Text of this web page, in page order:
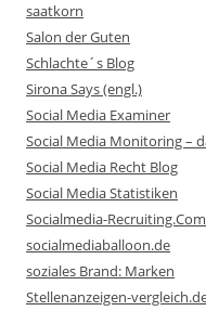
saatkorn
Salon der Guten
Schlachte´s Blog
Sirona Says (engl.)
Social Media Examiner
Social Media Monitoring –
Social Media Recht Blog
Social Media Statistiken
Socialmedia-Recruiting.Com
socialmediaballoon.de
soziales Brand: Marken
Stellenanzeigen-